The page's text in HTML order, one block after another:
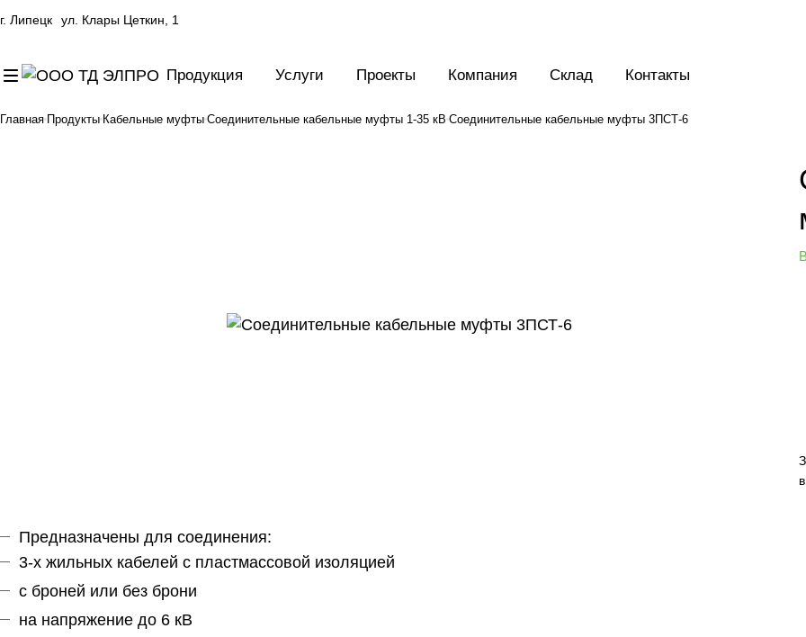
г. Липецк ул. Клары Цеткин, 1
Продукция Услуги Проекты Компания Склад Контакты
Главная Продукты Кабельные муфты Соединительные кабельные муфты 1-35 кВ Соединительные кабельные муфты 3ПСТ-6
Предназначены для соединения:
3-х жильных кабелей с пластмассовой изоляцией
с броней или без брони
на напряжение до 6 кВ